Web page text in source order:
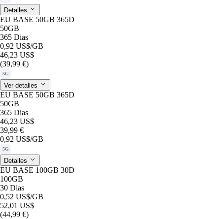
Detalles
EU BASE 50GB 365D
50GB
365 Dias
0,92 US$/GB
46,23 US$
(39,99 €)
5G
Ver detalles
EU BASE 50GB 365D
50GB
365 Dias
46,23 US$
39,99 €
0,92 US$/GB
5G
Detalles
EU BASE 100GB 30D
100GB
30 Dias
0,52 US$/GB
52,01 US$
(44,99 €)